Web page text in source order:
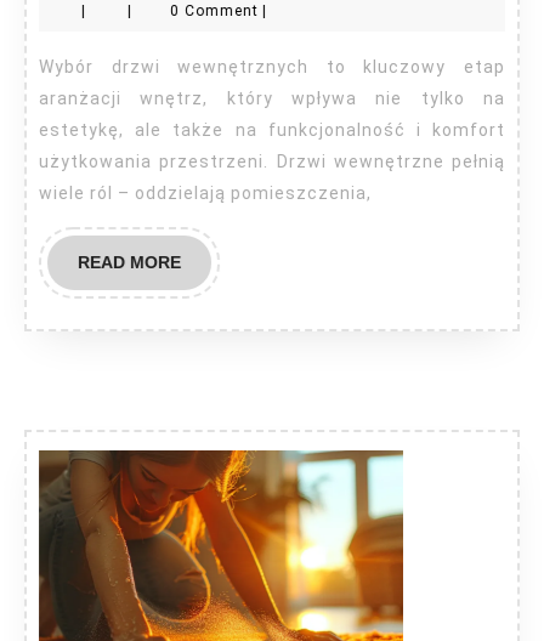
drzwi
wewnętrzne?
| | 0 Comment |
Wybór drzwi wewnętrznych to kluczowy etap
aranżacji wnętrz, który wpływa nie tylko na
estetykę, ale także na funkcjonalność i komfort
użytkowania przestrzeni. Drzwi wewnętrzne pełnią
wiele ról – oddzielają pomieszczenia,
READ MOREREAD
MORE